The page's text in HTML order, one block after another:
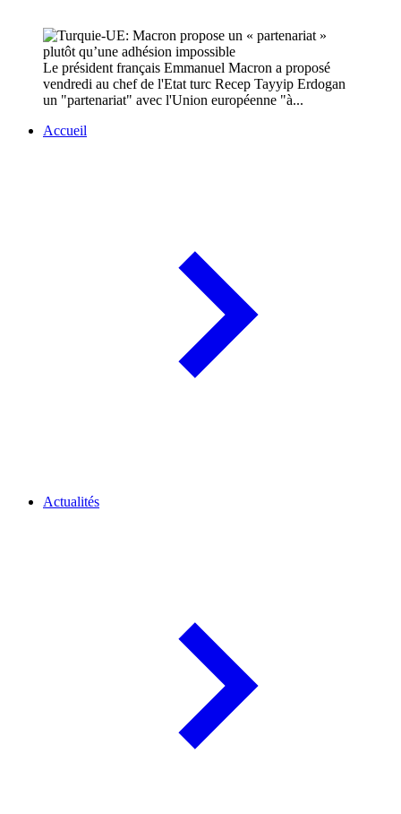
Le président français Emmanuel Macron a proposé
vendredi au chef de l'Etat turc Recep Tayyip Erdogan
un "partenariat" avec l'Union européenne "à...
Accueil
Actualités